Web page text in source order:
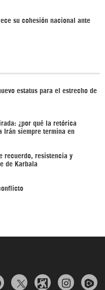
su cohesión nacional ante
estatus para el estrecho de
¿por qué la retórica
Irán siempre termina en
recuerdo, resistencia y
de Karbala
  